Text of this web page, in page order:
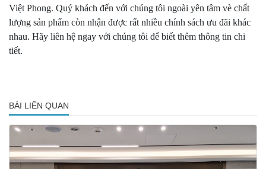
Việt Phong. Quý khách đến với chúng tôi ngoài yên tâm vè chất
lượng sản phẩm còn nhận được rất nhiều chính sách ưu đãi khác
nhau. Hãy liên hệ ngay với chúng tôi để biết thêm thông tin chi
tiết.
BÀI LIÊN QUAN